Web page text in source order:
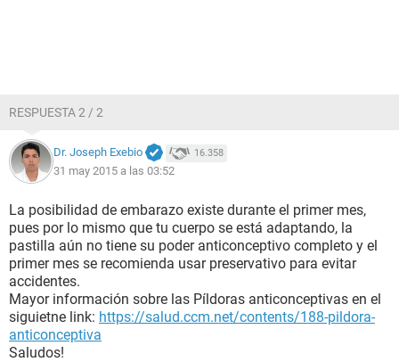
RESPUESTA 2 / 2
Dr. Joseph Exebio 16.358
31 may 2015 a las 03:52
La posibilidad de embarazo existe durante el primer mes,
pues por lo mismo que tu cuerpo se está adaptando, la
pastilla aún no tiene su poder anticonceptivo completo y el
primer mes se recomienda usar preservativo para evitar
accidentes.
Mayor información sobre las Píldoras anticonceptivas en el
siguietne link: https://salud.ccm.net/contents/188-pildora-
anticonceptiva
Saludos!